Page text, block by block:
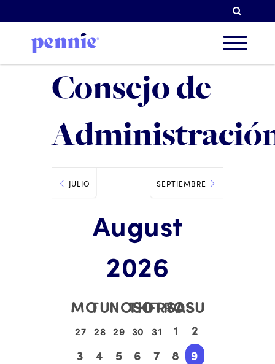
Consejo de
JULIO
August
2026
SEPTIEMBRE
MOTUNOSOTROS
THFRSASU
27 28 29 30 31 1
2
3
4 5 6 7 8
9